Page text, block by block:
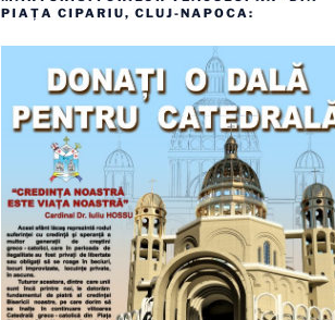
PIAȚA CIPARIU, CLUJ-NAPOCA: